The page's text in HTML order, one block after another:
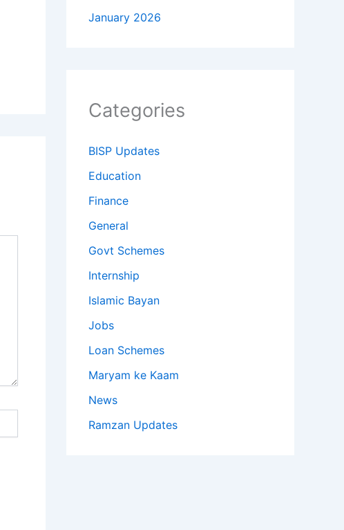
January 2026
Categories
BISP Updates
Education
Finance
General
Govt Schemes
Internship
Islamic Bayan
Jobs
Loan Schemes
Maryam ke Kaam
News
Ramzan Updates